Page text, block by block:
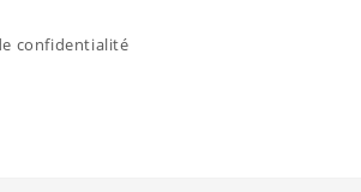
confidentialité